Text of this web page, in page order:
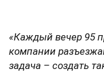
«Каждый вечер 95
компании
задача – создать